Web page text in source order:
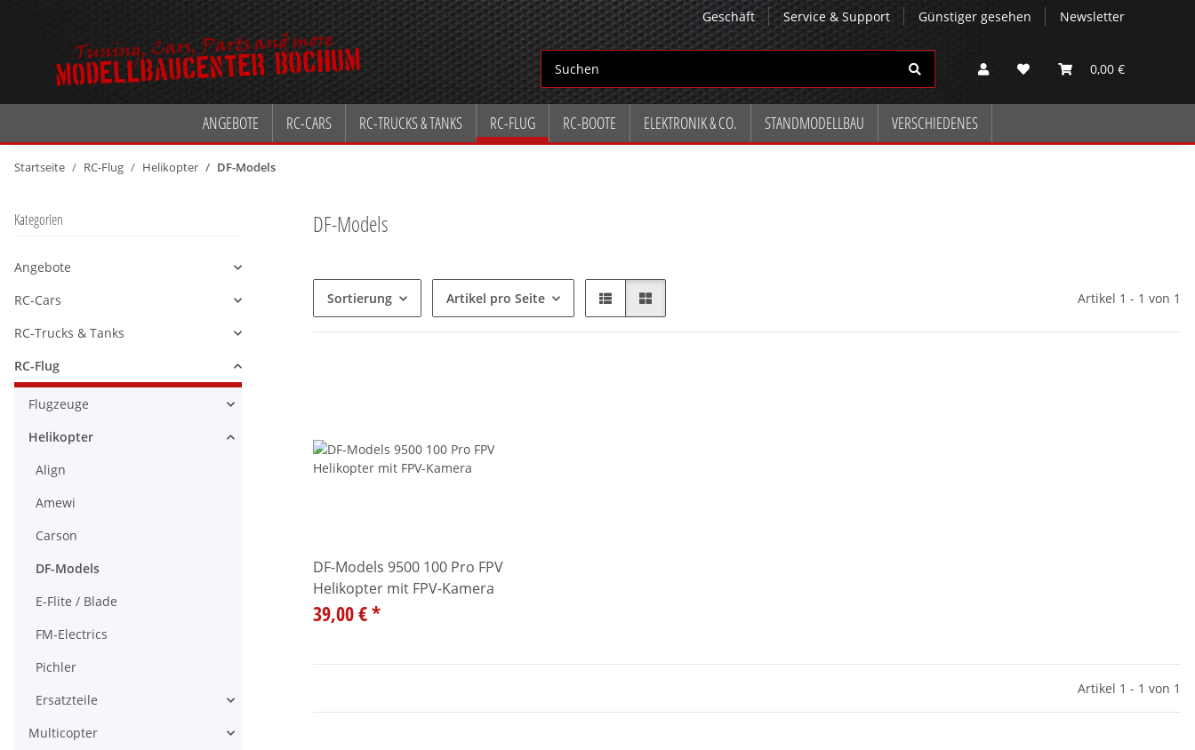
Geschäft Service & Support Günstiger gesehen Newsletter
0,00 €
ANGEBOTE RC-CARS RC-TRUCKS & TANKS RC-FLUG RC-BOOTE ELEKTRONIK & CO. STANDMODELLBAU VERSCHIEDENES
Startseite RC-Flug Helikopter DF-Models
DF-Models
Sortierung Artikel pro Seite Artikel 1 - 1 von 1
DF-Models 9500 100 Pro FPV
Helikopter mit FPV-Kamera
39,00 €*
Artikel 1 - 1 von 1
Kategorien
Angebote
Alle anzeigen
RC-Cars
Alle anzeigen
RC-Trucks & Tanks
Alle anzeigen
RC-Flug
Alle anzeigen
Flugzeuge
Alle anzeigen
Helikopter
Alle anzeigen
Align
Amewi
Carson
DF-Models
E-Flite / Blade
FM-Electrics
Pichler
Ersatzteile
Alle anzeigen
Multicopter
Alle anzeigen